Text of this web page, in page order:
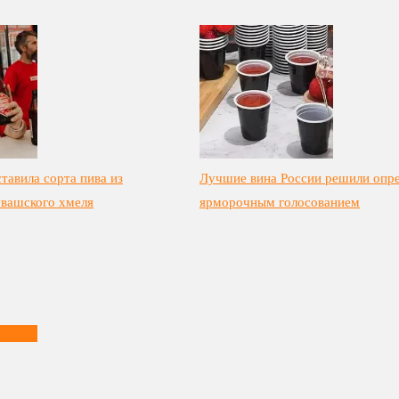
сорта пива из
хмеля
Лучшие вина России решили
ярморочным голосованием